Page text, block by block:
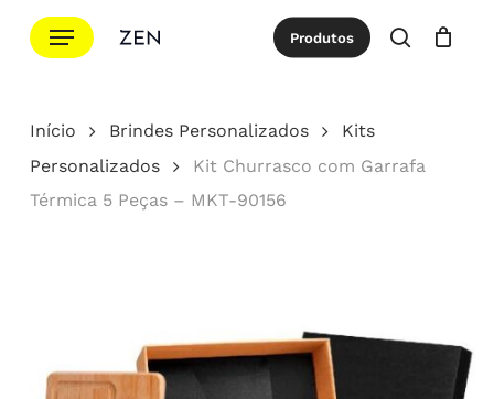
para
principal
Menu Produtos
procurar
Cotação Close
Início Brindes Personalizados
Kits
Personalizados
Kit Churrasco com Garrafa
Térmica 5 Peças – MKT-90156